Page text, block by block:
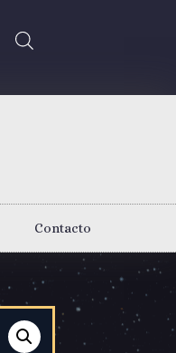
Contacto